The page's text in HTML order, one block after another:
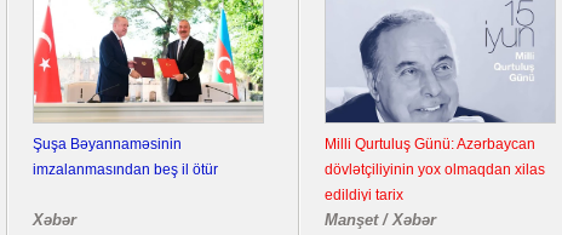
Şuşa Bəyannaməsinin
imzalanmasından beş il ötür
Xəbər
Milli Qurtuluş Günü: Azərbaycan
dövlətçiliyinin yox olmaqdan xilas
edildiyi tarix
Manşet / Xəbər